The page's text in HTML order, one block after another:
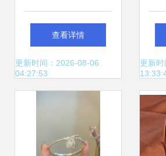
表2024年,纯银首
饰怎么回收?
查看详情
更新时间：2026-08-06
04:27:53
更新